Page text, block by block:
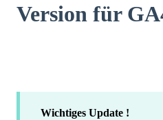
Version für
Wichtiges Update !